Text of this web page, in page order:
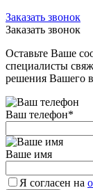
Заказать звонок
Заказать звонок
Оставьте Ваше
специалисты
решения Вашего
Ваш телефон*
Ваше имя
Я согласен на